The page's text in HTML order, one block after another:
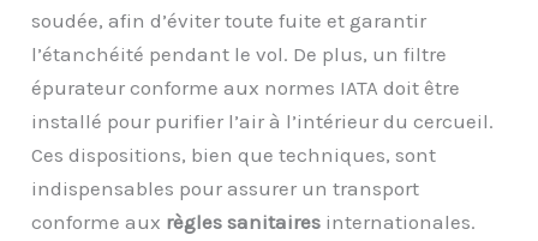
soudée, afin d’éviter toute fuite et garantir
l’étanchéité pendant le vol. De plus, un filtre
épurateur conforme aux normes IATA doit être
installé pour purifier l’air à l’intérieur du cercueil.
Ces dispositions, bien que techniques, sont
indispensables pour assurer un transport
conforme aux règles sanitaires internationales.